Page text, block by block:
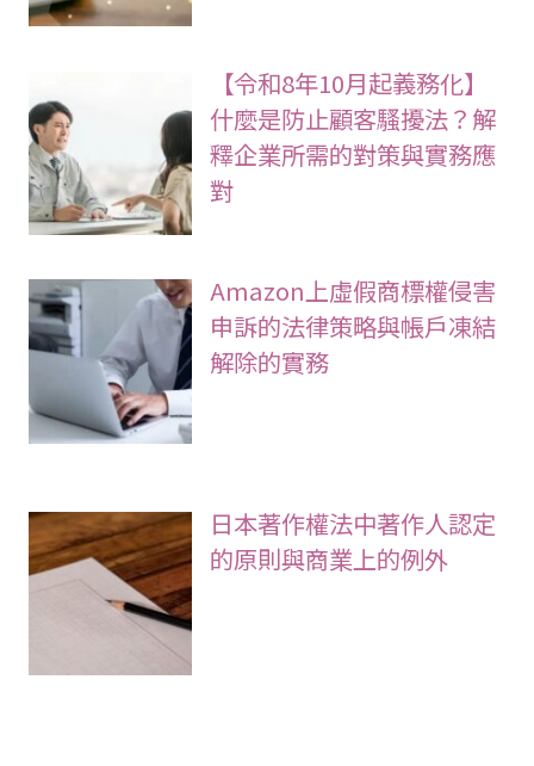
【令和8年10月起義務化】
什麼是防止顧客騷擾法？解
釋企業所需的對策與實務應
對
Amazon上虛假商標權侵害
申訴的法律策略與帳戶凍結
解除的實務
日本著作權法中著作人認定
的原則與商業上的例外